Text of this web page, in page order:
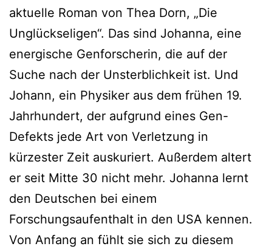
aktuelle Roman von Thea Dorn, „Die
Unglückseligen“. Das sind Johanna, eine
energische Genforscherin, die auf der
Suche nach der Unsterblichkeit ist. Und
Johann, ein Physiker aus dem frühen 19.
Jahrhundert, der aufgrund eines Gen-
Defekts jede Art von Verletzung in
kürzester Zeit auskuriert. Außerdem altert
er seit Mitte 30 nicht mehr. Johanna lernt
den Deutschen bei einem
Forschungsaufenthalt in den USA kennen.
Von Anfang an fühlt sie sich zu diesem